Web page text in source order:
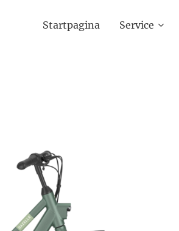
Startpagina Service